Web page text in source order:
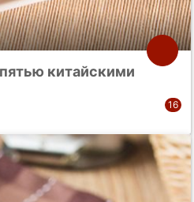
китайскими